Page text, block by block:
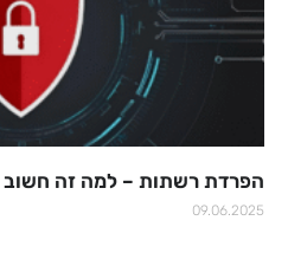
הפרדת רשתות – למה זה חשוב
09.06.2025